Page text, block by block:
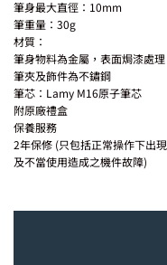
筆身最大直徑：10mm
筆重量：30g
材質：
筆身物料為金屬，表面焗漆處理
筆夾及飾件為不鏽鋼
筆芯：Lamy M16原子筆芯
附原廠禮盒
保養服務
2年保修 (只包括正常操作下出
及不當使用造成之機件故障)